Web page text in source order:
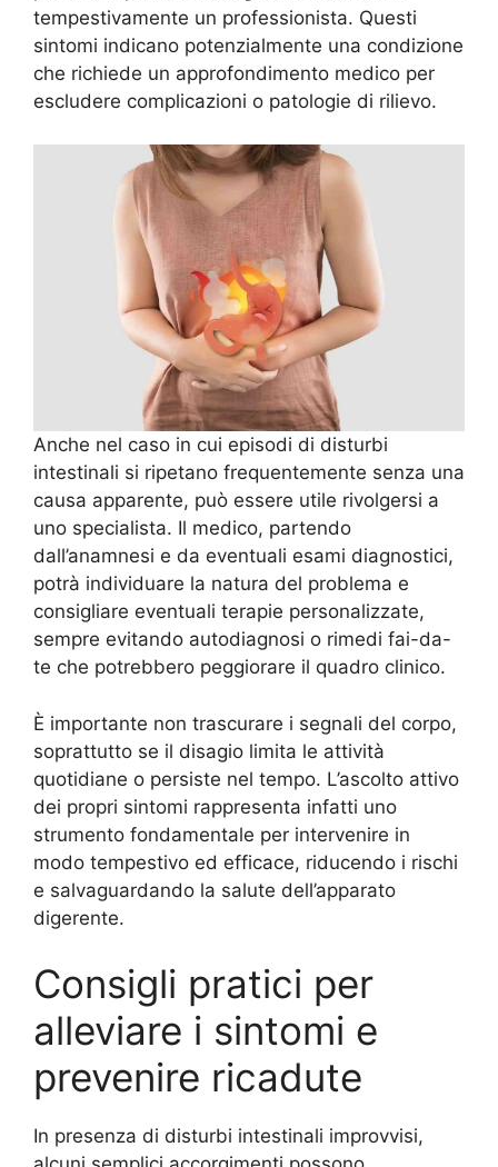
tempestivamente un professionista. Questi
sintomi indicano potenzialmente una condizione
che richiede un approfondimento medico per
escludere complicazioni o patologie di rilievo.
Anche nel caso in cui episodi di disturbi
intestinali si ripetano frequentemente senza una
causa apparente, può essere utile rivolgersi a
uno specialista. Il medico, partendo
dall’anamnesi e da eventuali esami diagnostici,
potrà individuare la natura del problema e
consigliare eventuali terapie personalizzate,
sempre evitando autodiagnosi o rimedi fai-da-
te che potrebbero peggiorare il quadro clinico.
È importante non trascurare i segnali del corpo,
soprattutto se il disagio limita le attività
quotidiane o persiste nel tempo. L’ascolto attivo
dei propri sintomi rappresenta infatti uno
strumento fondamentale per intervenire in
modo tempestivo ed efficace, riducendo i rischi
e salvaguardando la salute dell’apparato
digerente.
Consigli pratici per
alleviare i sintomi e
prevenire ricadute
In presenza di disturbi intestinali improvvisi,